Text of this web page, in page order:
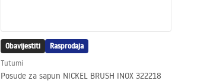
Obavijestiti Rasprodaja
Tutumi
Posude za sapun NICKEL BRUSH INOX 322218